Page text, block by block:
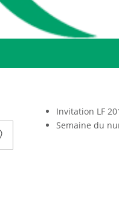
Invitation LF
Semaine du